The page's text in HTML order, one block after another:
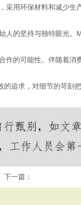
用环保材料和减少
的坚持与独特眼光
的可能性。伴随着
追求，对细节的苛
下一篇：